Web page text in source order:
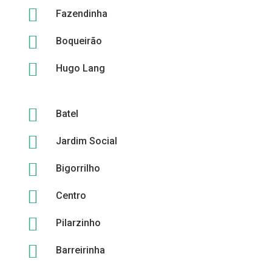
 Fazendinha
 Boqueirão
 Hugo Lang
 Batel
 Jardim Social
 Bigorrilho
 Centro
 Pilarzinho
 Barreirinha